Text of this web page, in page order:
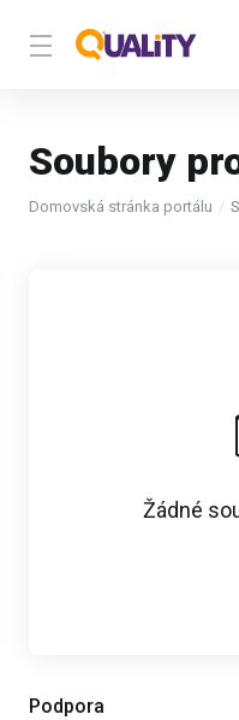
Soubory
Domovská stránka portálu
Podpora
Žádné